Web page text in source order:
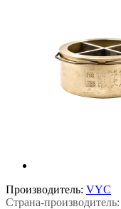
Производитель: VYC
Страна-производитель: